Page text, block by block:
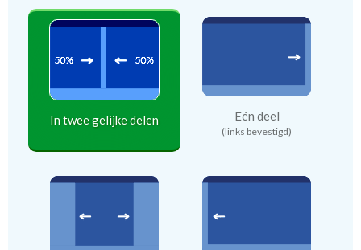
In twee gelijke delen Eén deel
(links bevestigd)